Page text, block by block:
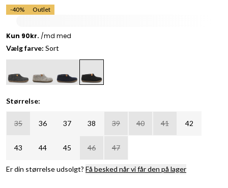
-40% Outlet
Vælg farve: Sort
Størrelse:
35 36 37 38 39 40 41 42
43 44 45 46 47
Er din størrelse udsolgt? Få besked når vi får den på lager